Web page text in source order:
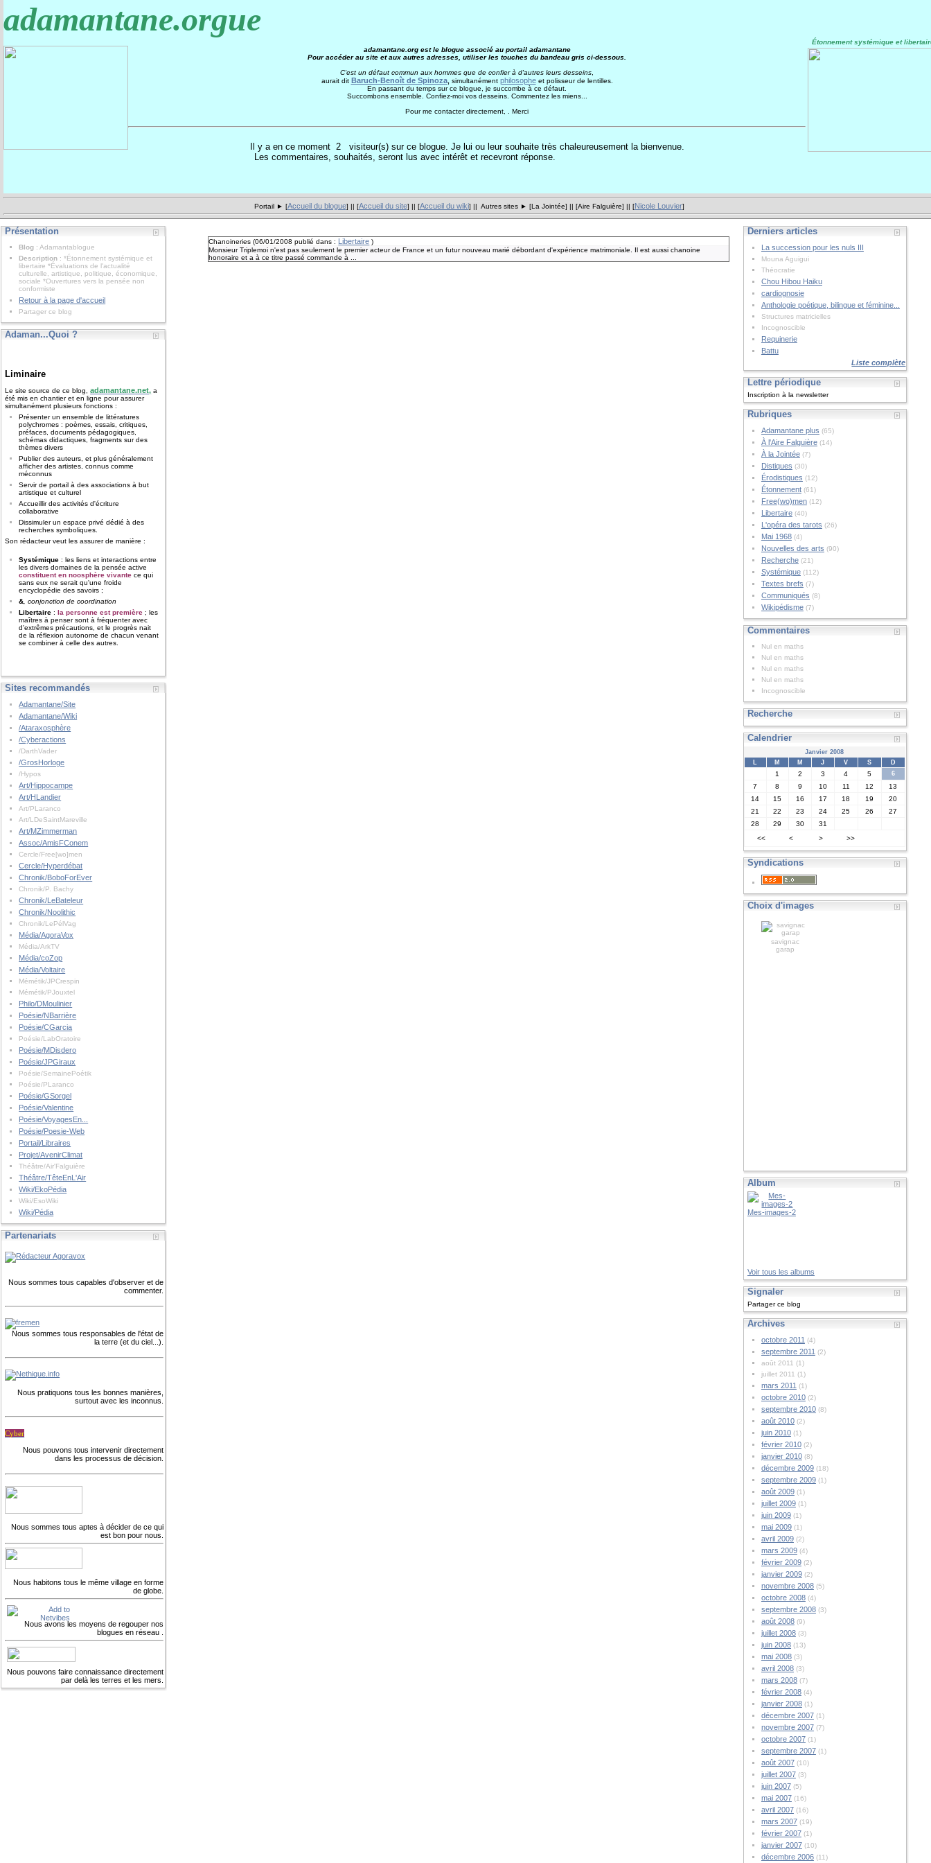
adamantane.orgue
Étonnement systémique et
adamantane.org est le blogue associé au portail adamantane
Pour accéder au site et aux autres adresses, utiliser les touches du bandeau gris ci-dessous.
C'est un défaut commun aux hommes que de confier à d'autres leurs desseins
aurait dit Baruch-Benoît de Spinoza, simultanément philosopheet polisseur de lentilles.
En passant du temps sur ce blogue, je succombe à ce défaut.
Succombons ensemble. Confiez-moi vos desseins. Commentez les miens...
Pour me contacter directement, . Merci
Il y a en ce moment 2
visiteur(s) sur ce blogue. Je lui ou leur souhaite très chaleureusement la bienvenue.
Les commentaires, souhaités, seront lus avec intérêt et recevront réponse.
Portail ► [Accueil du blogue] || [Accueil du site] || [Accueil du wiki] || Autres sites ► [La Jointée] || [Aire Falguière] || [Nicole Louvier]
Présentation
Blog : Adamantablogue
Description : *Étonnement systémique et
libertaire *Évaluations de l'actualité
culturelle, artistique, politique, économique,
sociale *Ouvertures vers la pensée non
conformiste
Retour à la page d'accueil
Partager ce blog
Adaman...Quoi ?
Liminaire
Le site source de ce blog,adamantane.net, a
été mis en chantier et en ligne pour assurer
simultanément plusieurs fonctions :
Présenter un ensemble de littératures
polychromes : poèmes, essais, critiques,
préfaces, documents pédagogiques,
schémas didactiques, fragments sur des
thèmes divers
Publier des auteurs, et plus généralement
afficher des artistes, connus comme
méconnus
Servir de portail à des associations à but
artistique et culturel
Accueillir des activités d'écriture
collaborative
Dissimuler un espace privé dédié à des
recherches symboliques.
Son rédacteur veut les assurer de manière :
Systémique : les liens et interactions entre
les divers domaines de la pensée active
constituent en noosphère vivante ce qui
sans eux ne serait qu'une froide
encyclopédie des savoirs ;
&, conjonction de coordination
Libertaire :la personne est première ; les
maîtres à penser sont à fréquenter avec
d'extrêmes précautions, et le progrès nait
de la réflexion autonome de chacun venant
se combiner à celle des autres.
Sites recommandés
Adamantane/Site
Adamantane/Wiki
/Ataraxosphère
/Cyberactions
/DarthVader
/GrosHorloge
/Hypos
Art/Hippocampe
Art/HLandier
Art/PLaranco
Art/LDeSaintMareville
Art/MZimmerman
Assoc/AmisFConem
Cercle/Free[wo]men
Cercle/Hyperdébat
Chronik/BoboForEver
Chronik/P. Bachy
Chronik/LeBateleur
Chronik/Noolithic
Chronik/LePélVag
Média/AgoraVox
Média/ArkTV
Média/coZop
Média/Voltaire
Mémétik/JPCrespin
Mémétik/PJouxtel
Philo/DMoulinier
Poésie/NBarrière
Poésie/CGarcia
Poésie/LabOratoire
Poésie/MDisdero
Poésie/JPGiraux
Poésie/SemainePoétik
Poésie/PLaranco
Poésie/GSorgel
Poésie/Valentine
Poésie/VoyagesEn...
Poésie/Poesie-Web
Portail/Libraires
Projet/AvenirClimat
Théâtre/Air'Falguière
Théâtre/TêteEnL'Air
Wiki/EkoPédia
Wiki/EsoWiki
Wiki/Pédia
Partenariats
Nous sommes tous capables d'observer et de
commenter.
Nous sommes tous responsables de l'état de
la terre (et du ciel...).
Nous pratiquons tous les bonnes manières,
surtout avec les inconnus.
Cyber
Nous pouvons tous intervenir directement
dans les processus de décision.
Nous sommes tous aptes à décider de ce qui
est bon pour nous.
Nous habitons tous le même village en forme
de globe.
Nous avons les moyens de regouper nos
blogues en réseau .
Nous pouvons faire connaissance directement
par delà les terres et les mers.
Chanoineries (06/01/2008 publié dans : Libertaire )
Monsieur Triplemoi n'est pas seulement le premier acteur de France et un futur nouveau marié débordant d'expérience matrimoniale. Il est aussi chanoine
honoraire et a à ce titre passé commande à ...
Derniers articles
La succession pour les nuls III
Mouna Aguigui
Théocratie
Chou Hibou Haiku
cardiognosie
Anthologie poétique, bilingue et féminine...
Structures matricielles
Incognoscible
Requinerie
Battu
Liste complète
Lettre périodique
Inscription à la newsletter
Rubriques
Adamantane plus (65)
À l'Aire Falguière(14)
À la Jointée(7)
Distiques (30)
Érodistiques (12)
Étonnement(61)
Free(wo)men(12)
Libertaire(40)
L'opéra des tarots (26)
Mai 1968(4)
Nouvelles des arts (90)
Recherche(21)
Systémique(112)
Textes brefs (7)
Communiqués (8)
Wikipédisme(7)
Commentaires
Nul en maths
Nul en maths
Nul en maths
Nul en maths
Incognoscible
Recherche
Calendrier
Janvier 2008
L
M M J V S D
1 2 3 4 5 6
7 8 9 10 11 12
13
14
15 16 17 18 19
20
21
22 23 24 25 26
27
28
29 30
31
<<
< > >>
Syndications
Choix d'images
savignac
garap
Album
Mes-images-2
Voir tous les albums
Signaler
Partager ce blog
Archives
octobre 2011 (4)
septembre 2011 (2)
août 2011 (1)
juillet 2011 (1)
mars 2011 (1)
octobre 2010(2)
septembre 2010(8)
août 2010(2)
juin 2010(1)
février 2010(2)
janvier 2010(8)
décembre 2009(18)
septembre 2009(1)
août 2009(1)
juillet 2009(1)
juin 2009(1)
mai 2009(1)
avril 2009(2)
mars 2009(4)
février 2009(2)
janvier 2009(2)
novembre 2008(5)
octobre 2008(4)
septembre 2008(3)
août 2008(9)
juillet 2008(3)
juin 2008(13)
mai 2008(3)
avril 2008(3)
mars 2008(7)
février 2008(4)
janvier 2008(1)
décembre 2007(1)
novembre 2007(7)
octobre 2007(1)
septembre 2007(1)
août 2007(10)
juillet 2007(3)
juin 2007(5)
mai 2007(16)
avril 2007(16)
mars 2007(19)
février 2007(1)
janvier 2007(10)
décembre 2006(11)